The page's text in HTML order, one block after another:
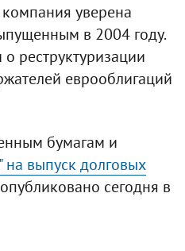
уверена
в 2004 году.
реструктуризации
еврооблигаций
бумагам и
выпуск долговых
сегодня в